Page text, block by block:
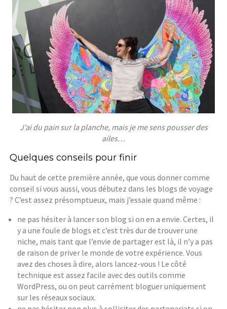
J’ai du pain sur la planche, mais je me sens pousser des
ailes…
Quelques conseils pour finir
Du haut de cette première année, que vous donner comme
conseil si vous aussi, vous débutez dans les blogs de voyage
? C’est assez présomptueux, mais j’essaie quand même :
ne pas hésiter à lancer son blog si on en a envie. Certes, il
y a une foule de blogs et c’est très dur de trouver une
niche, mais tant que l’envie de partager est là, il n’y a pas
de raison de priver le monde de votre expérience. Vous
avez des choses à dire, alors lancez-vous ! Le côté
technique est assez facile avec des outils comme
WordPress, ou on peut carrément bloguer uniquement
sur les réseaux sociaux.